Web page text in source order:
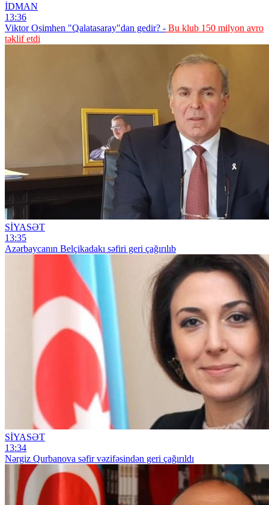
İDMAN
13:36
Viktor Osimhen "Qalatasaray"dan gedir? - Bu klub 150 milyon avro
təklif etdi
SİYASƏT
13:35
Azərbaycanın Belçikadakı səfiri geri çağırılıb
SİYASƏT
13:34
Nərgiz Qurbanova səfir vəzifəsindən geri çağırıldı